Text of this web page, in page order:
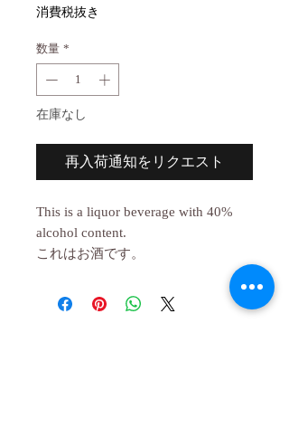
消費税抜き
数量 *
在庫なし
再入荷通知をリクエスト
This is a liquor beverage with 40%
alcohol content.
これはお酒です。